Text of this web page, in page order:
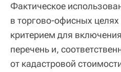
Фактическое
в торгово-офисных целях
критерием для
перечень и,
от кадастровой